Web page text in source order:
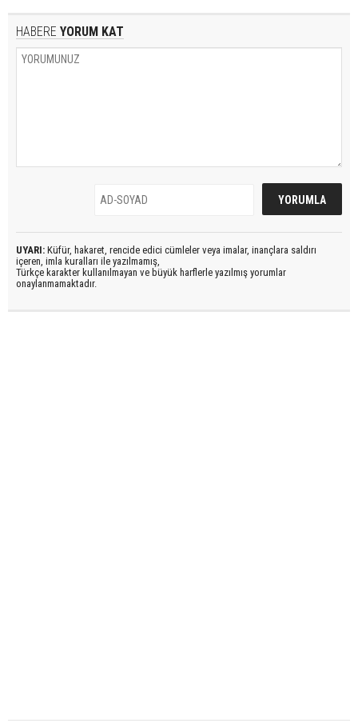
HABERE YORUM KAT
UYARI: Küfür, hakaret, rencide edici cümleler veya imalar, inançlara saldırı
içeren, imla kuralları ile yazılmamış,
Türkçe karakter kullanılmayan ve büyük harflerle yazılmış yorumlar
onaylanmamaktadır.